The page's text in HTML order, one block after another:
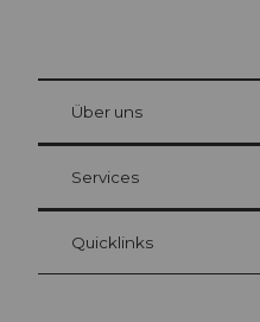
Gästekarte Luzern
Ihre Vorteile als Übernachtungsgast
at Bre
Über uns
Services
Quicklinks